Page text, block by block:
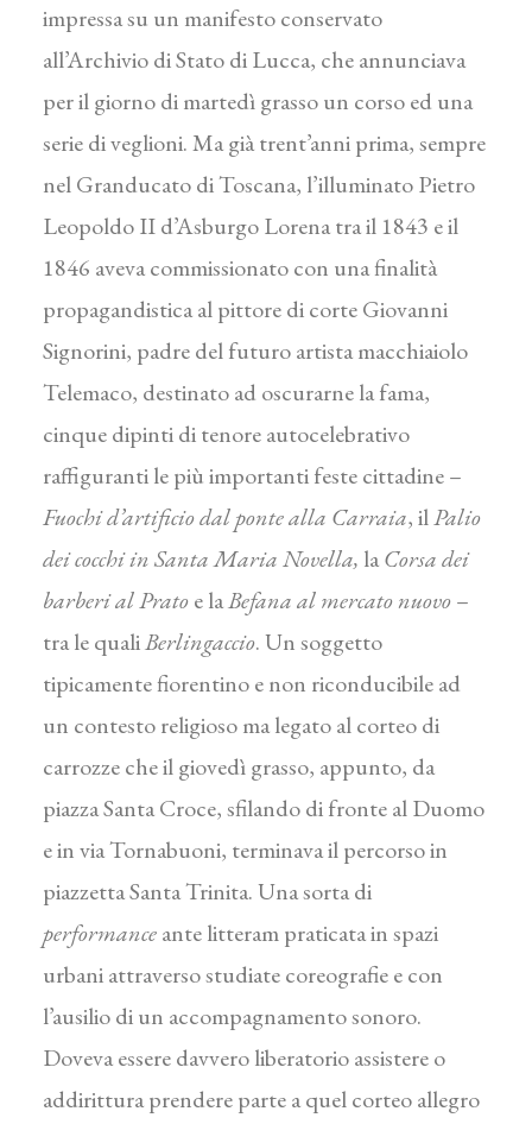
impressa su un manifesto conservato
all’Archivio di Stato di Lucca, che annunciava
per il giorno di martedì grasso un corso ed una
serie di veglioni. Ma già trent’anni prima, sempre
nel Granducato di Toscana, l’illuminato Pietro
Leopoldo II d’Asburgo Lorena tra il 1843 e il
1846 aveva commissionato con una finalità
propagandistica al pittore di corte Giovanni
Signorini, padre del futuro artista macchiaiolo
Telemaco, destinato ad oscurarne la fama,
cinque dipinti di tenore autocelebrativo
raffiguranti le più importanti feste cittadine –
Fuochi d’artificio dal ponte alla Carraia, ilPalio
dei cocchi in Santa Maria Novella, laCorsa dei
barberi al Pratoe laBefana al mercato nuovo–
tra le qualiBerlingaccio. Un soggetto
tipicamente fiorentino e non riconducibile ad
un contesto religioso ma legato al corteo di
carrozze che il giovedì grasso, appunto, da
piazza Santa Croce, sfilando di fronte al Duomo
e in via Tornabuoni, terminava il percorso in
piazzetta Santa Trinita. Una sorta di
performanceante litteram praticata in spazi
urbani attraverso studiate coreografie e con
l’ausilio di un accompagnamento sonoro.
Doveva essere davvero liberatorio assistere o
addirittura prendere parte a quel corteo allegro